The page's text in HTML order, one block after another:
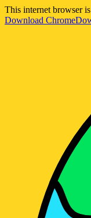
This internet browser
Download Chrome